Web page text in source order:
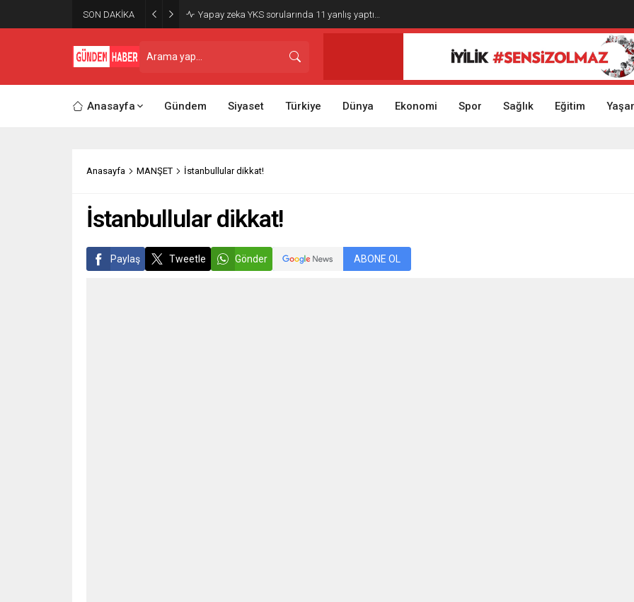
SON DAKİKA Yapay zeka YKS sorularında 11 yanlış yaptı…
Anasayfa Gündem Siyaset Türkiye Dünya Ekonomi Spor Sağlık Eğitim
Anasayfa MANŞET İstanbullular dikkat!
İstanbullular dikkat!
Paylaş Tweetle Gönder ABONE OL